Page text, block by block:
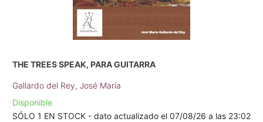
THE TREES SPEAK, PARA GUITARRA
Gallardo del Rey, José María
Disponible
SÓLO 1 EN STOCK - dato actualizado el 07/08/26 a las 23:02